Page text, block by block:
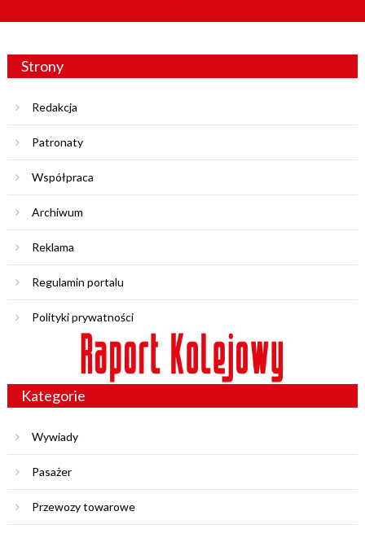
Strony
Redakcja
Patronaty
Współpraca
Archiwum
Reklama
Regulamin portalu
Polityki prywatności
Kategorie
Wywiady
Pasażer
Przewozy towarowe